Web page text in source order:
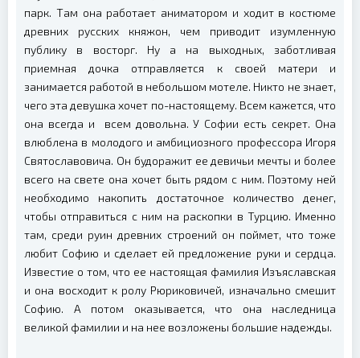
парк. Там она работает аниматором и ходит в костюме
древних русских княжон, чем приводит изумленную
публику в восторг. Ну а на выходных, заботливая
приемная дочка отправляется к своей матери и
занимается работой в небольшом мотеле. Никто не знает,
чего эта девушка хочет по-настоящему. Всем кажется, что
она всегда и всем довольна. У Софии есть секрет. Она
влюблена в молодого и амбициозного профессора Игоря
Святославовича. Он будоражит ее девичьи мечты и более
всего на свете она хочет быть рядом с ним. Поэтому ней
необходимо накопить достаточное количество денег,
чтобы отправиться с ним на раскопки в Турцию. Именно
там, среди руин древних строений он поймет, что тоже
любит Софию и сделает ей предложение руки и сердца.
Известие о том, что ее настоящая фамилия Изъяславская
и она восходит к ролу Рюриковичей, изначально смешит
Софию. А потом оказывается, что она наследница
великой фамилии и на нее возложены большие надежды.